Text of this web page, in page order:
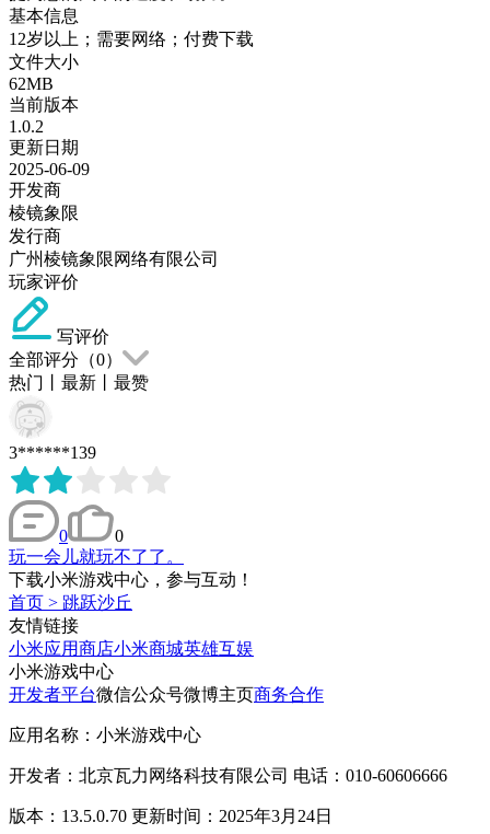
基本信息
12岁以上；需要网络；付费下载
文件大小
62MB
当前版本
1.0.2
更新日期
2025-06-09
开发商
棱镜象限
发行商
广州棱镜象限网络有限公司
玩家评价
写评价
全部评分（0）
热门
最新 最赞
3******139
0
0
玩一会儿就玩不了了。
下载小米游戏中心，参与互动！
首页 > 跳跃沙丘
友情链接
小米应用商店小米商城英雄互娱
小米游戏中心
开发者平台微信公众号微博主页商务合作
应用名称：小米游戏中心
开发者：北京瓦力网络科技有限公司 电话：010-60606666
版本：13.5.0.70 更新时间：2025年3月24日